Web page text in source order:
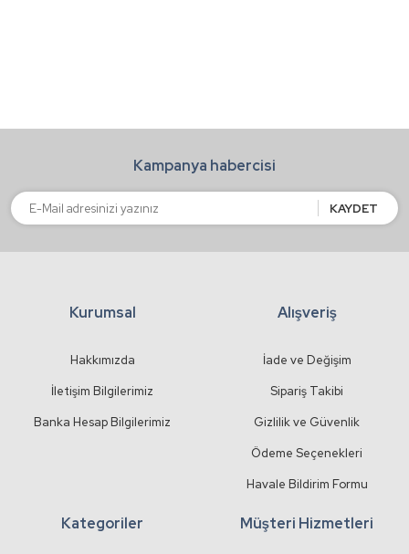
Ürün fiyatı diğer sitelerden daha pahalı.
Bu ürüne benzer farklı alternatifler olmalı.
Kampanya habercisi
KAYDET
Kurumsal
Hakkımızda
İletişim Bilgilerimiz
Banka Hesap Bilgilerimiz
Alışveriş
İade ve Değişim
Sipariş Takibi
Gizlilik ve Güvenlik
Ödeme Seçenekleri
Havale Bildirim Formu
Kategoriler Müşteri Hizmetleri